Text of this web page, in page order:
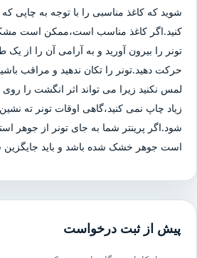
شوید که کاغذ مناسبی را با توجه به چاپی که
کنید.اگر کاغذ مناسب است،ممکن است مشکل
تونر را بیرون آورید و به آرامی آن را از
حرکت دهید.تونر را تکان ندهید و مراقب
لمس نکنید زیرا می تواند اثر انگشت را روی
زیاد چاپ نمی کنید،گاهی اوقات تونر ته
شود.اگر پرینتر شما به جای تونر از جوهر
است جوهر خشک شده باشد و باید جایگزین
پیش از ثبت درخواست